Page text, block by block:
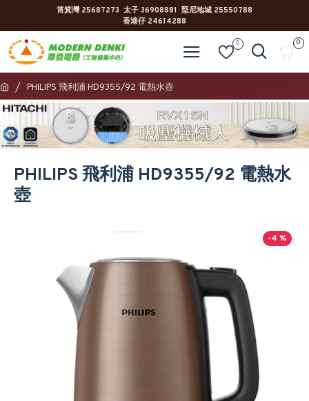
筲箕灣 25687273 太子 36908881 堅尼地城 25550788
香港仔 24614288
0 0
PHILIPS 飛利浦 HD9355/92 電熱水壺
PHILIPS 飛利浦 HD9355/92 電熱水
壺
-4 %